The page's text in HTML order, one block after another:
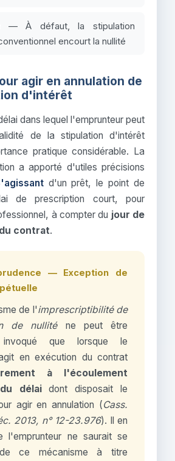
— À défaut, la stipulation
encourt la nullité
agir en annulation de
d'intérêt
dans lequel l'emprunteur peut
de la stipulation d'intérêt
pratique considérable. La
a apporté d'utiles précisions
d'un prêt, le point de
de prescription court, pour
à compter du jour de
contrat.
— Exception de
de l'imprescriptibilité de
de nulliténe peut être
invoqué que lorsque le
en exécution du contrat
à l'écoulement
délaidont disposait le
agir en annulation (Cass.
2013, n° 12-23.976). Il en
l'emprunteur ne saurait se
ce mécanisme à titre